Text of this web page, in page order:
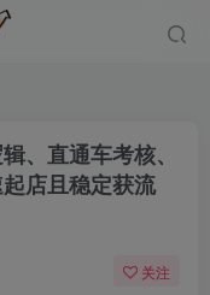
、直通车考核、
店且稳定获流
关注